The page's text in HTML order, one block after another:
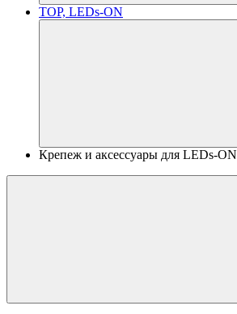
TOP, LEDs-ON
Крепеж и аксессуары для LEDs-ON